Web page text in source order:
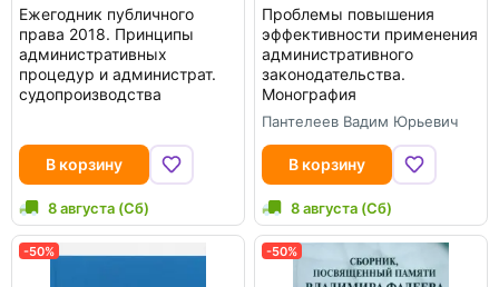
Ежегодник публичного
права 2018. Принципы
административных
процедур и администрат.
судопроизводства
В корзину
8 августа (Сб)
Проблемы повышения
эффективности применения
административного
законодательства.
Монография
Пантелеев Вадим Юрьевич
В корзину
8 августа (Сб)
-50% -50%